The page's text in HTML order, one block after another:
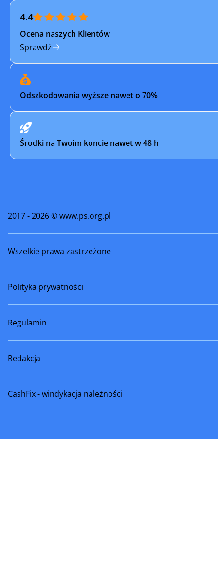
4.4
Ocena naszych Klientów
Sprawdź
Odszkodowania wyższe nawet o 70%
Środki na Twoim koncie nawet w 48 h
2017 - 2026 © www.ps.org.pl
Wszelkie prawa zastrzeżone
Polityka prywatności
Regulamin
Redakcja
CashFix - windykacja należności